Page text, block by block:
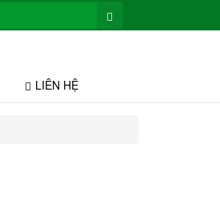
LIÊN HỆ